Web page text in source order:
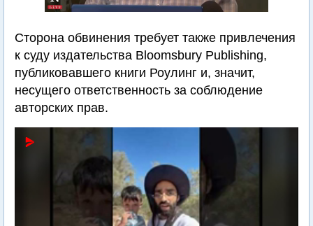
Сторона обвинения требует также привлечения
к суду издательства Bloomsbury Publishing,
публиковавшего книги Роулинг и, значит,
несущего ответственность за соблюдение
авторских прав.